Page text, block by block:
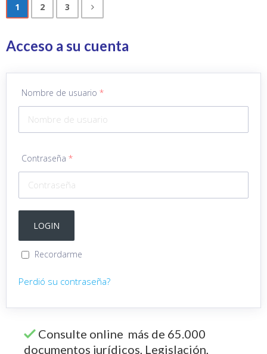
1 2 3
Acceso a su cuenta
Nombre de usuario *
Contraseña *
Recordarme
Perdió su contraseña?
Consulte online más de 65.000
documentos jurídicos, Legislación,